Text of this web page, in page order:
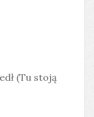
(Tu stoją